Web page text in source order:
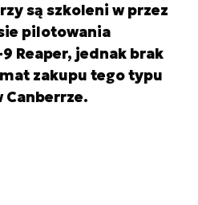
są szkoleni w przez
pilotowania
Reaper, jednak brak
zakupu tego typu
Canberrze.